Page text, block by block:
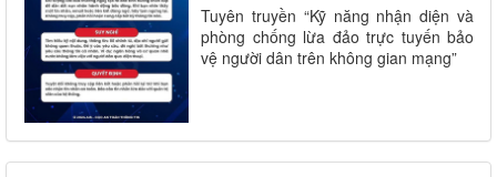
Tuyên truyền “Kỹ năng nhận diện và
phòng chống lừa đảo trực tuyến bảo
vệ người dân trên không gian mạng”​